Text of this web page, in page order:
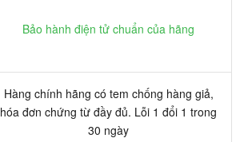
Bảo hành điện tử chuẩn của hãng
Hàng chính hãng có tem chống hàng giả,
hóa đơn chứng từ đầy đủ. Lỗi 1 đổi 1 trong
30 ngày